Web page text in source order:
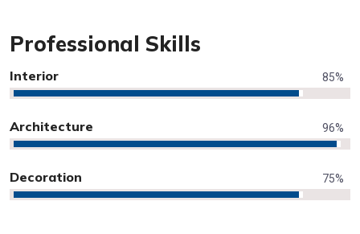
Professional Skills
Interior 85%
Architecture 96%
Decoration 75%